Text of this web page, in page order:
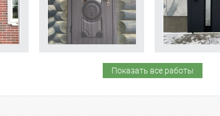
Показать все работы